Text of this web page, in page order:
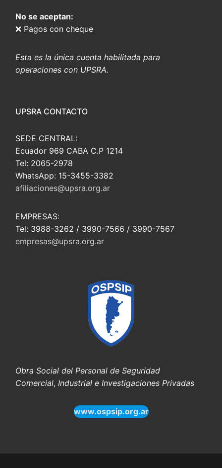
No se aceptan:
❌ Pagos con cheque
Esta es la única cuenta habilitada para
operaciones con UPSRA.
UPSRA CONTACTO
SEDE CENTRAL:
Ecuador 969 CABA C.P 1214
Tel: 2065-2978
WhatsApp: 15-3455-3382
afiliaciones@upsra.org.ar
EMPRESAS:
Tel: 3988-3262 / 3990-7566 / 3990-7567
empresas@upsra.org.ar
Obra Social del Personal de Seguridad
Comercial, Industrial e Investigaciones Privadas
www.ospsip.org.ar